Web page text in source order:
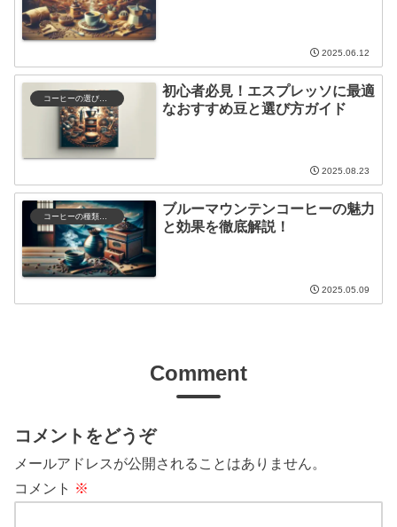
2025.06.12
コーヒーの選び方と保存
初心者必見！エスプレッソに最適
なおすすめ豆と選び方ガイド
2025.08.23
コーヒーの種類と特徴
ブルーマウンテンコーヒーの魅力
と効果を徹底解説！
2025.05.09
Comment
コメントをどうぞ
メールアドレスが公開されることはありません。
コメント ※